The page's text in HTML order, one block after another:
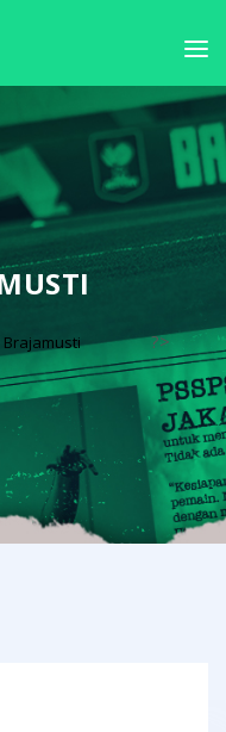
Brajamusti ?>